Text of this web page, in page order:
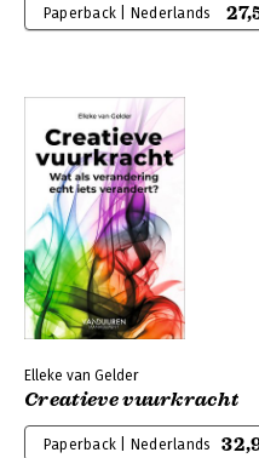
Paperback | Nederlands
Elleke van Gelder
Creatieve vuurkracht
Paperback | Nederlands